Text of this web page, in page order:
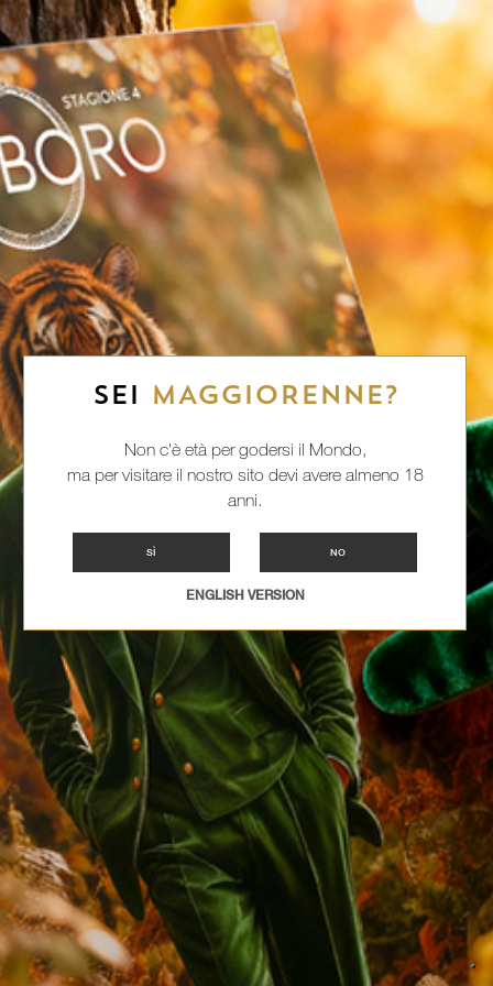
SEI MAGGIORENNE?
Non c'è età per godersi il Mondo,
ma per visitare il nostro sito devi avere almeno 18
anni.
SÌ NO
ENGLISH VERSION